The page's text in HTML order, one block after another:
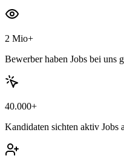
2 Mio+
Bewerber haben Jobs bei uns
40.000+
Kandidaten sichten aktiv Jobs